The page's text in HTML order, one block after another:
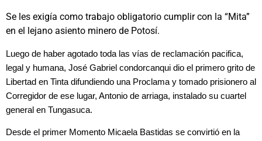
Se les exigía como trabajo obligatorio cumplir con la “Mita”
en el lejano asiento minero de Potosí.
Luego de haber agotado toda las vías de reclamación pacifica,
legal y humana, José Gabriel condorcanqui dio el primero grito de
Libertad en Tinta difundiendo una Proclama y tomado prisionero al
Corregidor de ese lugar, Antonio de arriaga, instalado su cuartel
general en Tungasuca.
Desde el primer Momento Micaela Bastidas se convirtió en la